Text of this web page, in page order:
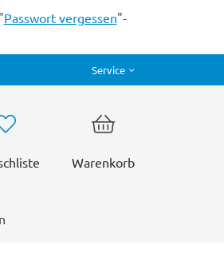
Passwort vergessen"-
Service
Warenkorb